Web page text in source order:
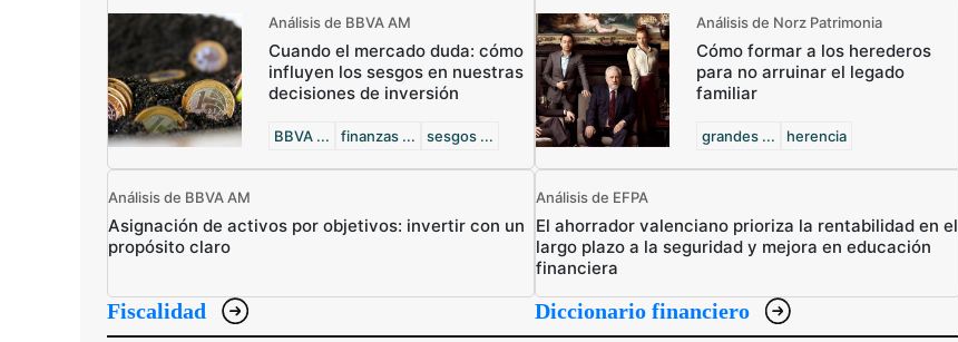
Análisis de BBVA AM
Cuando el mercado duda: cómo
influyen los sesgos en nuestras
decisiones de inversión
BBVA ... finanzas ... sesgos ...
Análisis de BBVA AM
Asignación de activos por objetivos: invertir con un
propósito claro
Análisis de Norz Patrimonia
Cómo formar a los herederos
para no arruinar el legado
familiar
grandes ... herencia
Análisis de EFPA
El ahorrador valenciano prioriza la rentabilidad en el
largo plazo a la seguridad y mejora en educación
financiera
Fiscalidad Diccionario financiero